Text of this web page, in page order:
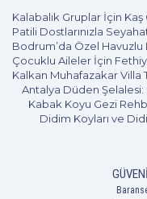
Kalabalık Gruplar İçin
Patili Dostlarınızla
Bodrum’da Özel
Çocuklu Aileler İçin
Kalkan Muhafazakar
Antalya Düden
Kabak Koyu Gezi
Didim Koyları ve